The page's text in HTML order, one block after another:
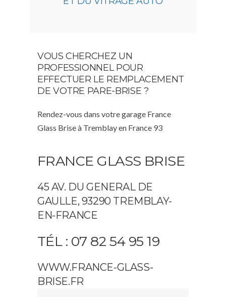
VOUS CHERCHEZ UN
PROFESSIONNEL POUR
EFFECTUER LE REMPLACEMENT
DE VOTRE PARE-BRISE ?
Rendez-vous dans votre garage France
Glass Brise à Tremblay en France 93
FRANCE GLASS BRISE
45 AV. DU GENERAL DE
GAULLE, 93290 TREMBLAY-
EN-FRANCE
TÉL : 07 82 54 95 19
WWW.FRANCE-GLASS-
BRISE.FR